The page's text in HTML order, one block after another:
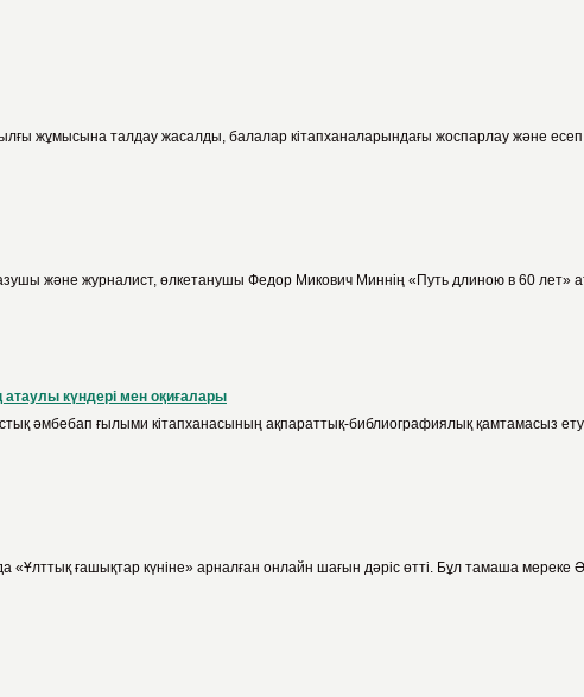
жұмысына талдау жасалды, балалар кітапханаларындағы жоспарлау және
және журналист, өлкетанушы Федор Микович Миннің «Путь длиною в 60 лет»
күндері мен оқиғалары
әмбебап ғылыми кітапханасының ақпараттық-библиографиялық қамтамасыз
ғашықтар күніне» арналған онлайн шағын дәріс өтті. Бұл тамаша